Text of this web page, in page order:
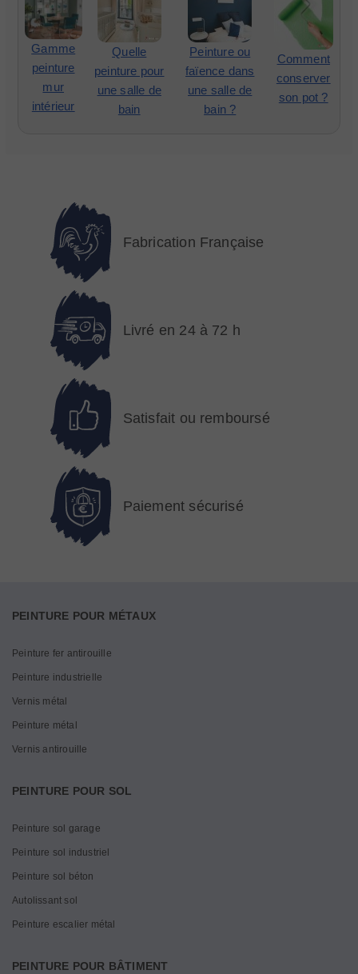
Gamme
peinture
mur
intérieur
Quelle
peinture pour
une salle de
bain
Peinture ou
faïence dans
une salle de
bain ?
Comment
conserver
son pot ?
Fabrication Française
Livré en 24 à 72 h
Satisfait ou remboursé
Paiement sécurisé
PEINTURE POUR MÉTAUX
Peinture fer antirouille
Peinture industrielle
Vernis métal
Peinture métal
Vernis antirouille
PEINTURE POUR SOL
Peinture sol garage
Peinture sol industriel
Peinture sol béton
Autolissant sol
Peinture escalier métal
PEINTURE POUR BÂTIMENT